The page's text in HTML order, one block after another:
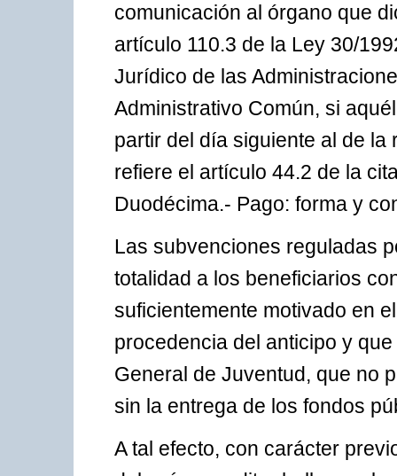
comunicación al órgano que
artículo 110.3 de la Ley 30/
Jurídico de las
Administrativo Común, si
partir del día siguiente al de
refiere el artículo 44.2 de la
Duodécima.- Pago: forma y
Las subvenciones reguladas
totalidad a los beneficiarios
suficientemente motivado en
procedencia del anticipo y
General de Juventud, que no
sin la entrega de los fondos
A tal efecto, con carácter